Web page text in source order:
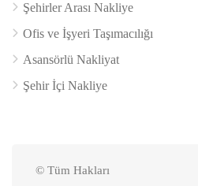
Şehirler Arası Nakliye
Ofis ve İşyeri Taşımacılığı
Asansörlü Nakliyat
Şehir İçi Nakliye
© Tüm Hakları